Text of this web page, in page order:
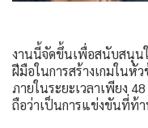
งานนี้จัดขึ้นเพื่อสนับสนุนใ
ฝีมือในการสร้างเกมในหั
ภายในระยะเวลาเพียง
ถือว่าเป็นการแข่งขันที่ท้า